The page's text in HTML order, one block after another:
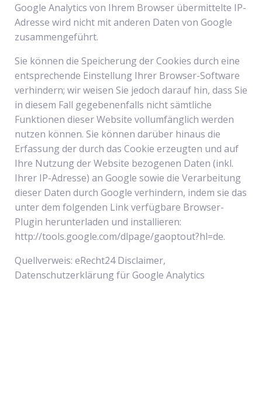
Google Analytics von Ihrem Browser übermittelte IP-
Adresse wird nicht mit anderen Daten von Google
zusammengeführt.
Sie können die Speicherung der Cookies durch eine
entsprechende Einstellung Ihrer Browser-Software
verhindern; wir weisen Sie jedoch darauf hin, dass Sie
in diesem Fall gegebenenfalls nicht sämtliche
Funktionen dieser Website vollumfänglich werden
nutzen können. Sie können darüber hinaus die
Erfassung der durch das Cookie erzeugten und auf
Ihre Nutzung der Website bezogenen Daten (inkl.
Ihrer IP-Adresse) an Google sowie die Verarbeitung
dieser Daten durch Google verhindern, indem sie das
unter dem folgenden Link verfügbare Browser-
Plugin herunterladen und installieren:
http://tools.google.com/dlpage/gaoptout?hl=de.
Quellverweis: eRecht24 Disclaimer,
Datenschutzerklärung für Google Analytics